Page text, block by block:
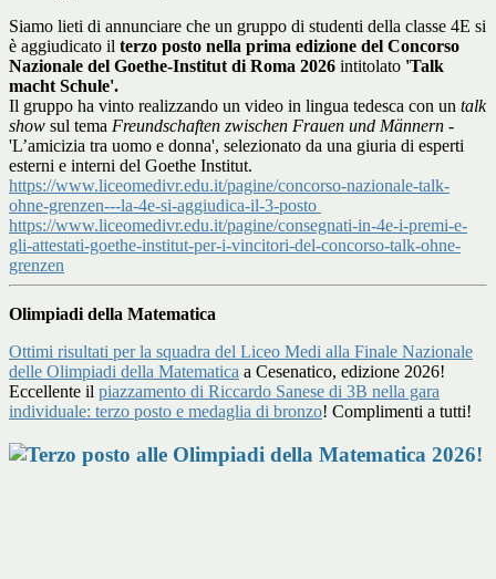
Siamo lieti di annunciare che un gruppo di studenti della classe 4E si
è aggiudicato il terzo posto nella prima edizione del Concorso
Nazionale del Goethe-Institut di Roma 2026 intitolato 'Talk
macht Schule'.
Il gruppo ha vinto realizzando un video in lingua tedesca con un talk
show sul tema Freundschaften zwischen Frauen und Männern -
'L’amicizia tra uomo e donna', selezionato da una giuria di esperti
esterni e interni del Goethe Institut.
https://www.liceomedivr.edu.it/pagine/concorso-nazionale-talk-
ohne-grenzen---la-4e-si-aggiudica-il-3-posto
https://www.liceomedivr.edu.it/pagine/consegnati-in-4e-i-premi-e-
gli-attestati-goethe-institut-per-i-vincitori-del-concorso-talk-ohne-
grenzen
Olimpiadi della Matematica
Ottimi risultati per la squadra del Liceo Medi alla Finale Nazionale
delle Olimpiadi della Matematica a Cesenatico, edizione 2026!
Eccellente il piazzamento di Riccardo Sanese di 3B nella gara
individuale: terzo posto e medaglia di bronzo! Complimenti a tutti!